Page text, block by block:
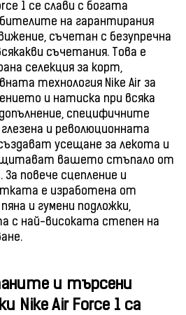
1 се слави с богата
на гарантирания
съчетан с безупречна
съчетания. Това е
селекция за корт,
технология Nike Air за
и натиска при всяка
специфичните
и революционната
усещане за лекота и
вашето стъпало от
За повече сцепление и
е изработена от
и гумени подложки,
с най-високата степен на
и търсени
Nike Air Force 1 са